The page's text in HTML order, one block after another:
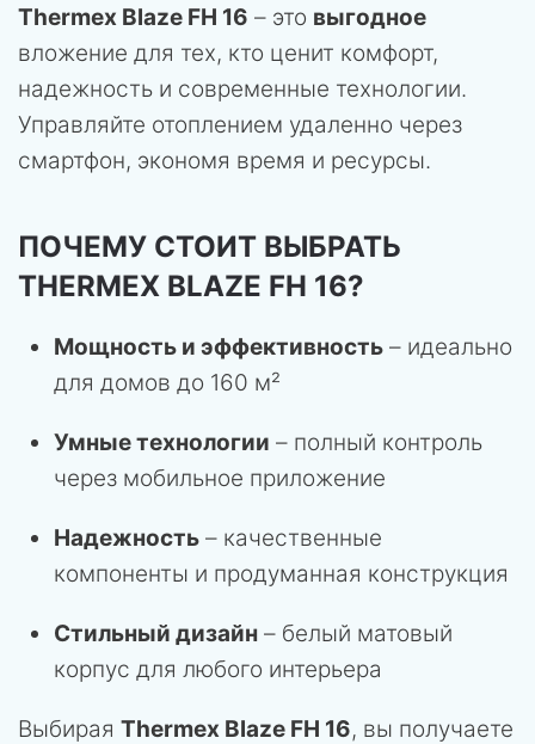
Thermex Blaze FH 16 – это выгодное
вложение для тех, кто ценит комфорт,
надежность и современные технологии.
Управляйте отоплением удаленно через
смартфон, экономя время и ресурсы.
ПОЧЕМУ СТОИТ ВЫБРАТЬ
THERMEX BLAZE FH 16?
Мощность и эффективность – идеально
для домов до 160 м²
Умные технологии – полный контроль
через мобильное приложение
Надежность – качественные
компоненты и продуманная конструкция
Стильный дизайн – белый матовый
корпус для любого интерьера
Выбирая Thermex Blaze FH 16, вы получаете